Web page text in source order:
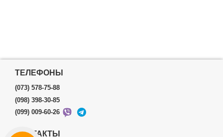
ТЕЛЕФОНЫ
(073) 578-75-88
(098) 398-30-85
(099) 009-60-26
КОНТАКТЫ